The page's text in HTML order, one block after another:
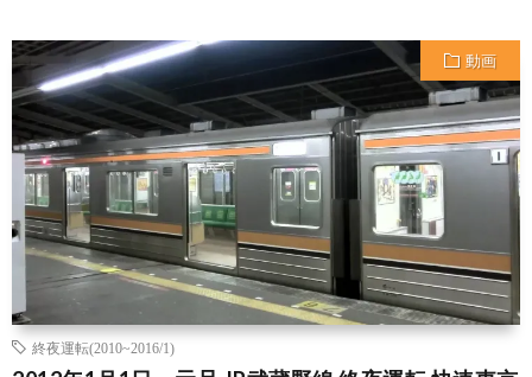
動画
終夜運転(2010~2016/1)